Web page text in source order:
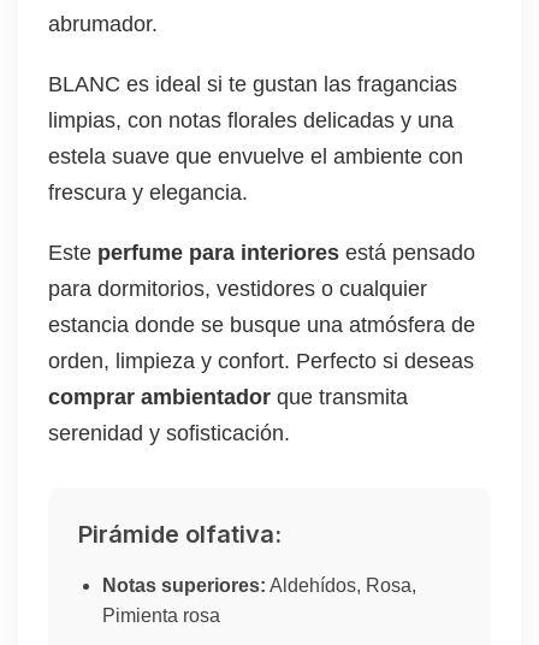
abrumador.
BLANC es ideal si te gustan las fragancias
limpias, con notas florales delicadas y una
estela suave que envuelve el ambiente con
frescura y elegancia.
Este perfume para interiores está pensado
para dormitorios, vestidores o cualquier
estancia donde se busque una atmósfera de
orden, limpieza y confort. Perfecto si deseas
comprar ambientador que transmita
serenidad y sofisticación.
Pirámide olfativa:
Notas superiores: Aldehídos, Rosa,
Pimienta rosa